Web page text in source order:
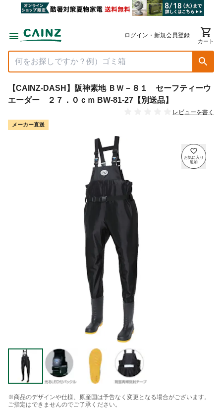
ログイン・新規会員登録
カート
【CAINZ-DASH】阪神素地 ＢＷ－８１ セーフティーウ
エーダー ２７．０ｃｍ BW-81-27【別送品】
レビューを書く
メーカー直送
※商品のデザインや仕様、原産国は予告なく変更となる場合がございます。
ご指定はできませんのでご了承ください。